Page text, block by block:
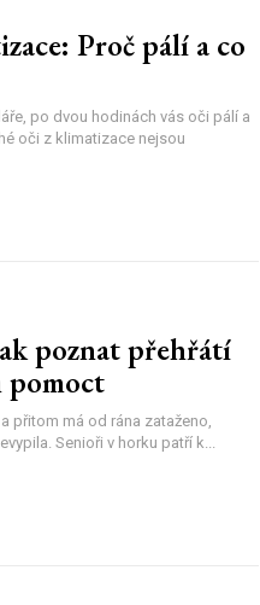
Proč pálí a co
po dvou hodinách vás oči pálí a
oči z klimatizace nejsou
poznat přehřátí
pomoct
přitom má od rána zataženo,
Senioři v horku patří k...